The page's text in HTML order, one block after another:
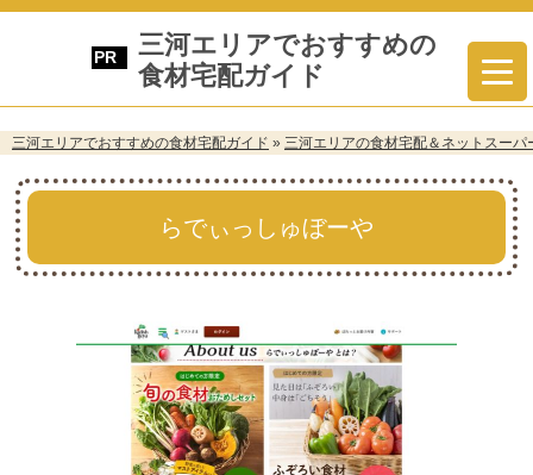
三河エリアでおすすめの
食材宅配ガイド
三河エリアでおすすめの食材宅配ガイド » 三河エリアの食材宅配＆ネットスーパ
らでぃっしゅぼーや